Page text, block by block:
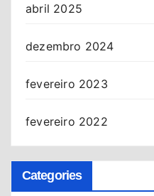
abril 2025
dezembro 2024
fevereiro 2023
fevereiro 2022
Categories